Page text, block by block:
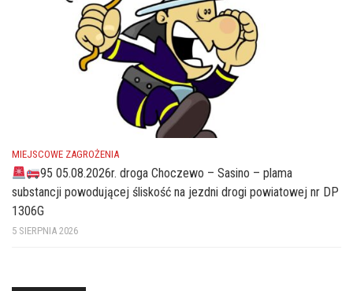
MIEJSCOWE ZAGROŻENIA
95 05.08.2026r. droga Choczewo – Sasino – plama
substancji powodującej śliskość na jezdni drogi powiatowej nr DP
1306G
5 SIERPNIA 2026